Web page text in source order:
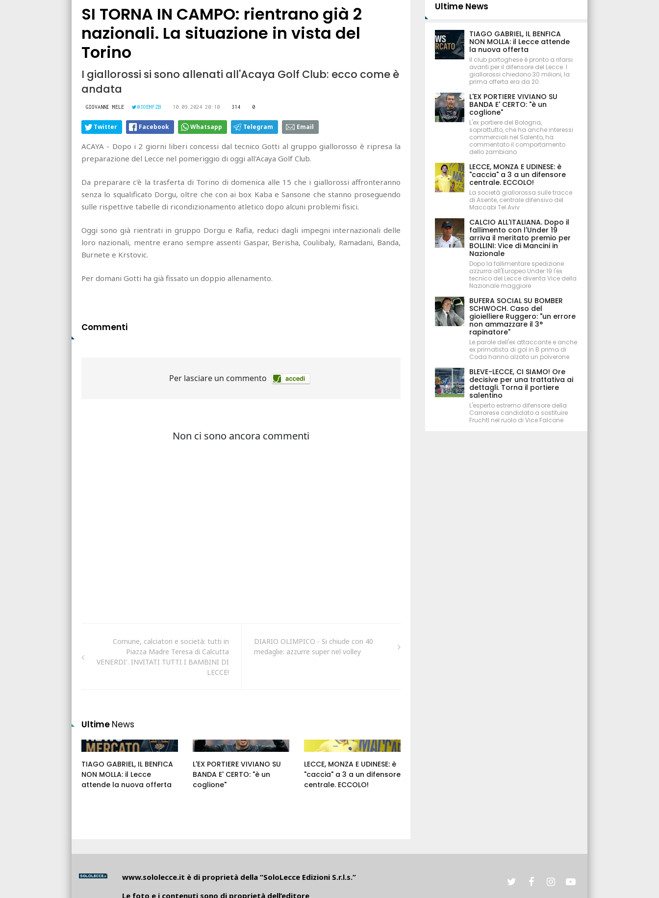
SI TORNA IN CAMPO: rientrano già 2
nazionali. La situazione in vista del
Torino
I giallorossi si sono allenati all'Acaya Golf Club: ecco come è
andata
GIOVANNI MELE @JOEMFZB 10.09.2024 20:10 314 0
Twitter Facebook Whatsapp Telegram Email
ACAYA - Dopo i 2 giorni liberi concessi dal tecnico Gotti al gruppo giallorosso è ripresa la
preparazione del Lecce nel pomeriggio di oggi all'Acaya Golf Club.
Da preparare c'è la trasferta di Torino di domenica alle 15 che i giallorossi affronteranno
senza lo squalificato Dorgu, oltre che con ai box Kaba e Sansone che stanno proseguendo
sulle rispettive tabelle di ricondizionamento atletico dopo alcuni problemi fisici.
Oggi sono già rientrati in gruppo Dorgu e Rafia, reduci dagli impegni internazionali delle
loro nazionali, mentre erano sempre assenti Gaspar, Berisha, Coulibaly, Ramadani, Banda,
Burnete e Krstovic.
Per domani Gotti ha già fissato un doppio allenamento.
Commenti
Comune, calciatori e società: tutti in
Piazza Madre Teresa di Calcutta
VENERDI'. INVITATI TUTTI I BAMBINI DI
LECCE!
DIARIO OLIMPICO - Si chiude con 40
medaglie: azzurre super nel volley
Ultime News
TIAGO GABRIEL, IL BENFICA
NON MOLLA: il Lecce
attende la nuova offerta
L'EX PORTIERE VIVIANO SU
BANDA E' CERTO: "è un
coglione"
LECCE, MONZA E UDINESE: è
"caccia" a 3 a un difensore
centrale. ECCOLO!
Ultime News
TIAGO GABRIEL, IL BENFICA
NON MOLLA: il Lecce attende
la nuova offerta
Il club portoghese è pronto a rifarsi
avanti per il difensore del Lecce. I
giallorossi chiedono 30 milioni, la
prima offerta era da 20.
L'EX PORTIERE VIVIANO SU
BANDA E' CERTO: "è un
coglione"
L'ex portiere del Bologna,
soprattutto, che ha anche interessi
commerciali nel Salento, ha
commentato il comportamento
dello zambiano
LECCE, MONZA E UDINESE: è
"caccia" a 3 a un difensore
centrale. ECCOLO!
La società giallorossa sulle tracce
di Asente, centrale difensivo del
Maccabi Tel Aviv
CALCIO ALL'ITALIANA. Dopo il
fallimento con l'Under 19
arriva il meritato premio per
BOLLINI: Vice di Mancini in
Nazionale
Dopo la fallimentare spedizione
azzurra all'Europeo Under 19 l'ex
tecnico del Lecce diventa Vice della
Nazionale maggiore
BUFERA SOCIAL SU BOMBER
SCHWOCH. Caso del
gioielliere Ruggero: "un errore
non ammazzare il 3°
rapinatore"
Le parole dell'ex attaccante e anche
ex primatista di gol in B prima di
Coda hanno alzato un polverone
BLEVE-LECCE, CI SIAMO! Ore
decisive per una trattativa ai
dettagli. Torna il portiere
salentino
L'esperto estremo difensore della
Carrarese candidato a sostituire
Fruchtl nel ruolo di Vice Falcone
www.sololecce.it è di proprietà della “SoloLecce Edizioni S.r.l.s.”
Le foto e i contenuti sono di proprietà dell’editore